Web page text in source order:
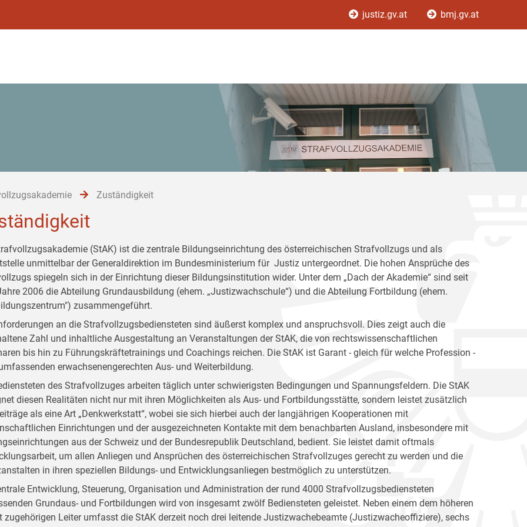
justiz.gv.at bmj.gv.at
Zuständigkeit
(StAK) ist die zentrale Bildungseinrichtung des österreichischen Strafvollzugs und als
unmittelbar der Generaldirektion im Bundesministerium für Justiz untergeordnet. Die hohen Ansprüche des
spiegeln sich in der Einrichtung dieser Bildungsinstitution wider. Unter dem „Dach der Akademie“ sind seit
2006 die Abteilung Grundausbildung (ehem. „Justizwachschule“) und die Abteilung Fortbildung (ehem.
zusammengeführt.
an die Strafvollzugsbediensteten sind äußerst komplex und anspruchsvoll. Dies zeigt auch die
Zahl und inhaltliche Ausgestaltung an Veranstaltungen der StAK, die von rechtswissenschaftlichen
bis hin zu Führungskräftetrainings und Coachings reichen. Die StAK ist Garant - gleich für welche Profession -
erwachsenengerechten Aus- und Weiterbildung.
des Strafvollzuges arbeiten täglich unter schwierigsten Bedingungen und Spannungsfeldern. Die StAK
diesen Realitäten nicht nur mit ihren Möglichkeiten als Aus- und Fortbildungsstätte, sondern leistet zusätzlich
als eine Art „Denkwerkstatt“, wobei sie sich hierbei auch der langjährigen Kooperationen mit
Einrichtungen und der ausgezeichneten Kontakte mit dem benachbarten Ausland, insbesondere mit
aus der Schweiz und der Bundesrepublik Deutschland, bedient. Sie leistet damit oftmals
um allen Anliegen und Ansprüchen des österreichischen Strafvollzuges gerecht zu werden und die
in ihren speziellen Bildungs- und Entwicklungsanliegen bestmöglich zu unterstützen.
Entwicklung, Steuerung, Organisation und Administration der rund 4000 Strafvollzugsbediensteten
Grundaus- und Fortbildungen wird von insgesamt zwölf Bediensteten geleistet. Neben einem dem höheren
zugehörigen Leiter umfasst die StAK derzeit noch drei leitende Justizwachebeamte (Justizwacheoffiziere), sechs